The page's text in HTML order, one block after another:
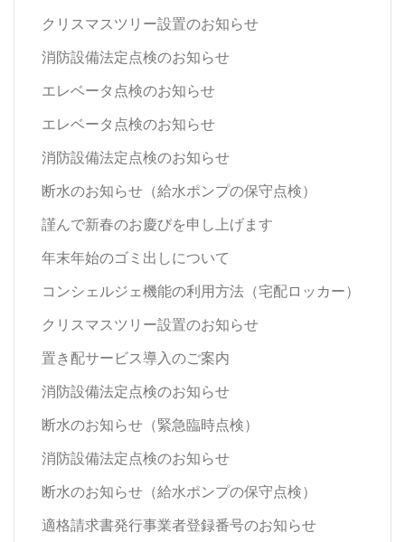
クリスマスツリー設置のお知らせ
消防設備法定点検のお知らせ
エレベータ点検のお知らせ
エレベータ点検のお知らせ
消防設備法定点検のお知らせ
断水のお知らせ（給水ポンプの保守点検）
謹んで新春のお慶びを申し上げます
年末年始のゴミ出しについて
コンシェルジェ機能の利用方法（宅配ロッカー）
クリスマスツリー設置のお知らせ
置き配サービス導入のご案内
消防設備法定点検のお知らせ
断水のお知らせ（緊急臨時点検）
消防設備法定点検のお知らせ
断水のお知らせ（給水ポンプの保守点検）
適格請求書発行事業者登録番号のお知らせ